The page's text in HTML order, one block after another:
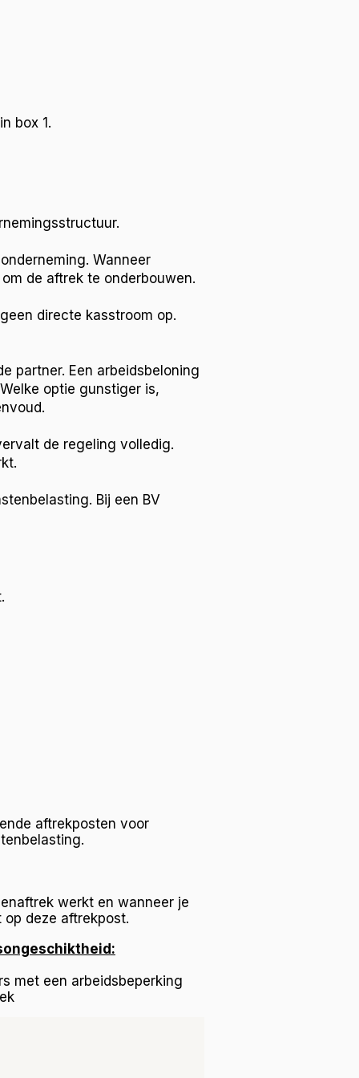
box 1.
Wanneer
de aftrek te onderbouwen.
directe kasstroom op.
partner. Een arbeidsbeloning
optie gunstiger is,
de regeling volledig.
Bij een BV
aftrekposten voor
werkt en wanneer je
deze aftrekpost.
met een arbeidsbeperking